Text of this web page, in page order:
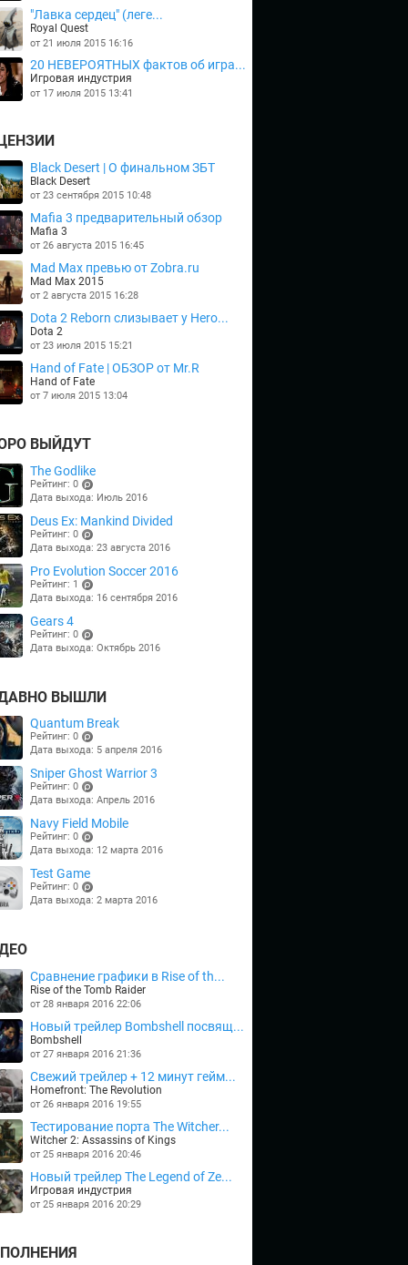
"Лавка сердец" (леге...
Royal Quest
от 21 июля 2015 16:16
20 НЕВЕРОЯТНЫХ фактов об игра...
Игровая индустрия
от 17 июля 2015 13:41
Black Desert | О финальном ЗБТ
Black Desert
от 23 сентября 2015 10:48
Mafia 3 предварительный обзор
Mafia 3
от 26 августа 2015 16:45
Mad Max превью от Zobra.ru
Mad Max 2015
от 2 августа 2015 16:28
Dota 2 Reborn слизывает у Hero...
Dota 2
от 23 июля 2015 15:21
Hand of Fate | ОБЗОР от Mr.R
Hand of Fate
от 7 июля 2015 13:04
ВЫЙДУТ
The Godlike
Рейтинг: 0
(points)
Дата выхода: Июль 2016
Deus Ex: Mankind Divided
Рейтинг: 0
(points)
Дата выхода: 23 августа 2016
Pro Evolution Soccer 2016
Рейтинг: 1
(points)
Дата выхода: 16 сентября 2016
Gears 4
Рейтинг: 0
(points)
Дата выхода: Октябрь 2016
ВЫШЛИ
Quantum Break
Рейтинг: 0
(points)
Дата выхода: 5 апреля 2016
Sniper Ghost Warrior 3
Рейтинг: 0
(points)
Дата выхода: Апрель 2016
Navy Field Mobile
Рейтинг: 0
(points)
Дата выхода: 12 марта 2016
Test Game
Рейтинг: 0
(points)
Дата выхода: 2 марта 2016
Сравнение графики в Rise of th...
Rise of the Tomb Raider
от 28 января 2016 22:06
Новый трейлер Bombshell посвящ...
Bombshell
от 27 января 2016 21:36
Cвежий трейлер + 12 минут гейм...
Homefront: The Revolution
от 26 января 2016 19:55
Тестирование порта The Witcher...
Witcher 2: Assassins of Kings
от 25 января 2016 20:46
Новый трейлер The Legend of Ze...
Игровая индустрия
от 25 января 2016 20:29